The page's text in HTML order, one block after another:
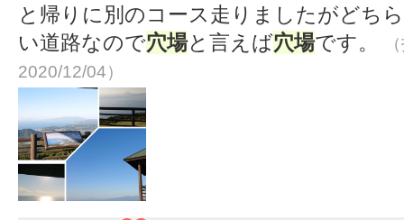
と帰りに別のコース走りましたがどち
い道路なので穴場と言えば穴場です。
2020/12/04）